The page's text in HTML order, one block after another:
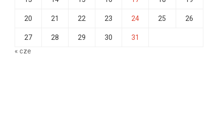
20 21 22 23 24 25 26
27 28 29 30
31
« cze